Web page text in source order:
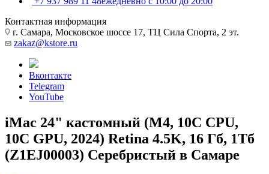
Контактная информация
г. Самара, Московское шоссе 17, ТЦ Сила Спорта, 2 эт.
zakaz@kstore.ru
Вконтакте
Telegram
YouTube
iMac 24" кастомный (M4, 10C CPU,
10C GPU, 2024) Retina 4.5K, 16 Гб, 1Тб
(Z1EJ00003) Серебристый в Самаре